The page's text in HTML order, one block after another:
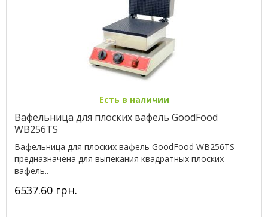
Есть в наличии
Вафельница для плоских вафель GoodFood
WB256TS
Вафельница для плоских вафель GoodFood WB256TS
предназначена для выпекания квадратных плоских
вафель..
6537.60 грн.